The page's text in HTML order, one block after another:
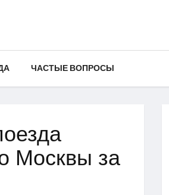
ЧАСТЫЕ ВОПРОСЫ
Москвы за